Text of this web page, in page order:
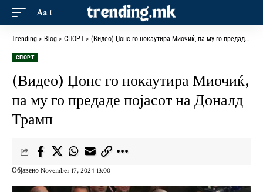
Aa
Trending > Blog > СПОРТ > (Видео) Џонс го нокаутира Миочиќ, па му го предаде појасот на Доналд Трамп
СПОРТ
(Видео) Џонс го нокаутира Миочиќ,
па му го предаде појасот на Доналд
Трамп
Објавено November 17, 2024 13:00